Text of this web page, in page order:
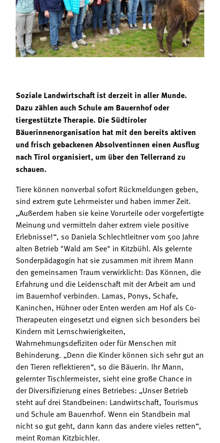
Mitgliedschaft
Landessekretariat
Bäuerliche Buffets
Hofgeschichten
Soziale Landwirtschaft ist derzeit in aller Munde.
Dazu zählen auch Schule am Bauernhof oder
tiergestützte Therapie. Die Südtiroler
Bäuerinnenorganisation hat mit den bereits aktiven
und frisch gebackenen Absolventinnen einen Ausflug
nach Tirol organisiert, um über den Tellerrand zu
schauen.
Tiere können nonverbal sofort Rückmeldungen geben,
sind extrem gute Lehrmeister und haben immer Zeit.
„Außerdem haben sie keine Vorurteile oder vorgefertigte
Meinung und vermitteln daher extrem viele positive
Erlebnisse!“, so Daniela Schlechtleitner vom 500 Jahre
alten Betrieb "Wald am See" in Kitzbühl. Als gelernte
Sonderpädagogin hat sie zusammen mit ihrem Mann
den gemeinsamen Traum verwirklicht: Das Können, die
Erfahrung und die Leidenschaft mit der Arbeit am und
im Bauernhof verbinden. Lamas, Ponys, Schafe,
Kaninchen, Hühner oder Enten werden am Hof als Co-
Therapeuten eingesetzt und eignen sich besonders bei
Kindern mit Lernschwierigkeiten,
Wahrnehmungsdefiziten oder für Menschen mit
Behinderung. „Denn die Kinder können sich sehr gut an
den Tieren reflektieren“, so die Bäuerin. Ihr Mann,
gelernter Tischlermeister, sieht eine große Chance in
der Diversifizierung eines Betriebes: „Unser Betrieb
steht auf drei Standbeinen: Landwirtschaft, Tourismus
und Schule am Bauenrhof. Wenn ein Standbein mal
nicht so gut geht, dann kann das andere vieles retten“,
meint Roman Kitzbichler.